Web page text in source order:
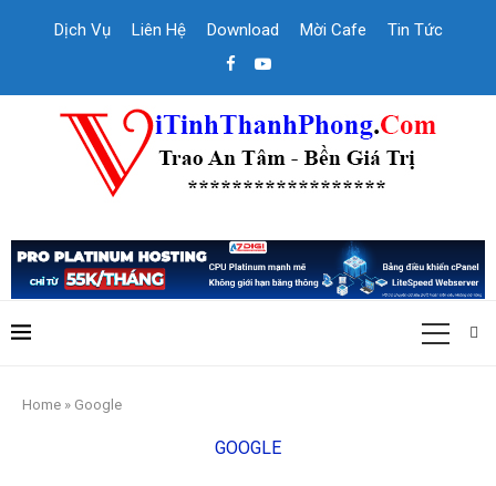
Dịch Vụ Liên Hệ Download Mời Cafe Tin Tức
Home » Google
GOOGLE